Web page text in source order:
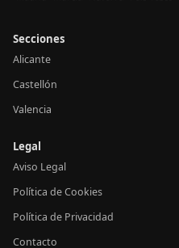
Secciones
Alicante
Castellón
Valencia
Legal
Aviso Legal
Política de Cookies
Política de Privacidad
Contacto